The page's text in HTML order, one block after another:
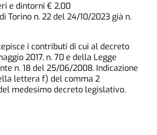
e dintorni € 2,00
Torino n. 22 del 24/10/2023 già n.
i contributi di cui al decreto
2017, n. 70 e della Legge
n. 18 del 25/06/2008. Indicazione
lettera f) del comma 2
medesimo decreto legislativo.